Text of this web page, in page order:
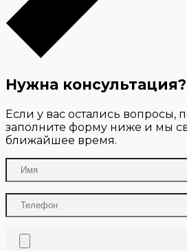
Нужна консультация?
Если у вас остались вопросы,
заполните форму ниже и мы
ближайшее время.